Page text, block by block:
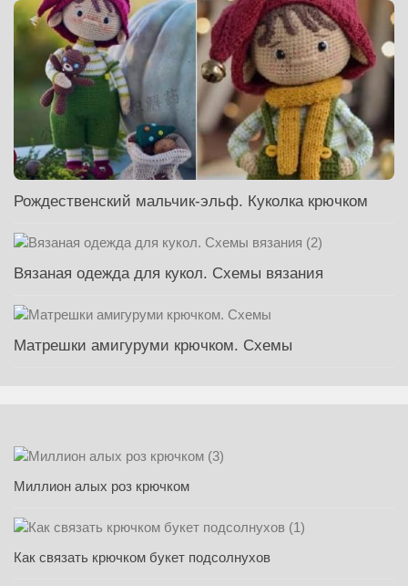
Рождественский мальчик-эльф. Куколка крючком
Вязаная одежда для кукол. Схемы вязания
Матрешки амигуруми крючком. Схемы
Миллион алых роз крючком
Как связать крючком букет подсолнухов